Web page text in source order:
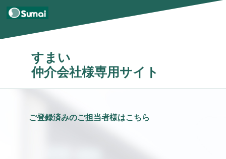
すまい
仲介会社様専用サイト
ご登録済みのご担当者様はこちら